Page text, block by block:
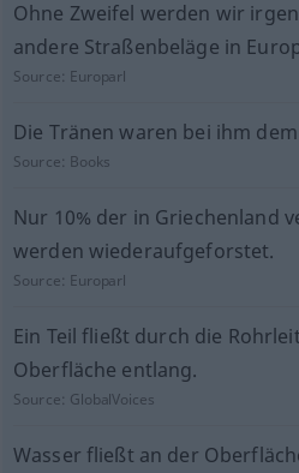
Ohne Zweifel werden wir
andere Straßenbeläge in
Source: Europarl
Die Tränen waren bei ihm
Source: Books
Nur 10% der in Griechenland
werden wiederaufgeforstet.
Source: Europarl
Ein Teil fließt durch die
Oberfläche entlang.
Source: GlobalVoices
Wasser fließt an der